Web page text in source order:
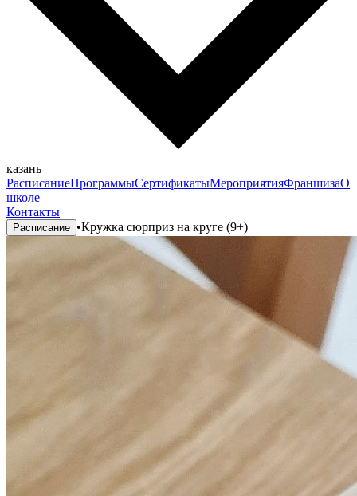
казань
РасписаниеПрограммыСертификатыМероприятияФраншизаО
школе
Контакты
Расписание •Кружка сюрприз на круге (9+)